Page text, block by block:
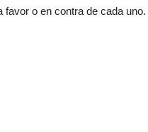
favor o en contra de cada uno.